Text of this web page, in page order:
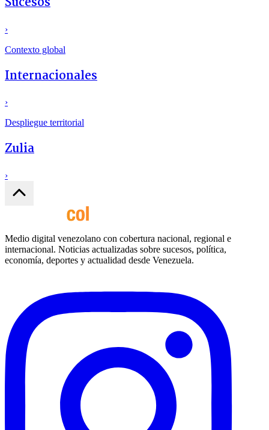
›
Contexto global
Internacionales
›
Despliegue territorial
Zulia
›
Medio digital venezolano con cobertura nacional, regional e
internacional. Noticias actualizadas sobre sucesos, política,
economía, deportes y actualidad desde Venezuela.